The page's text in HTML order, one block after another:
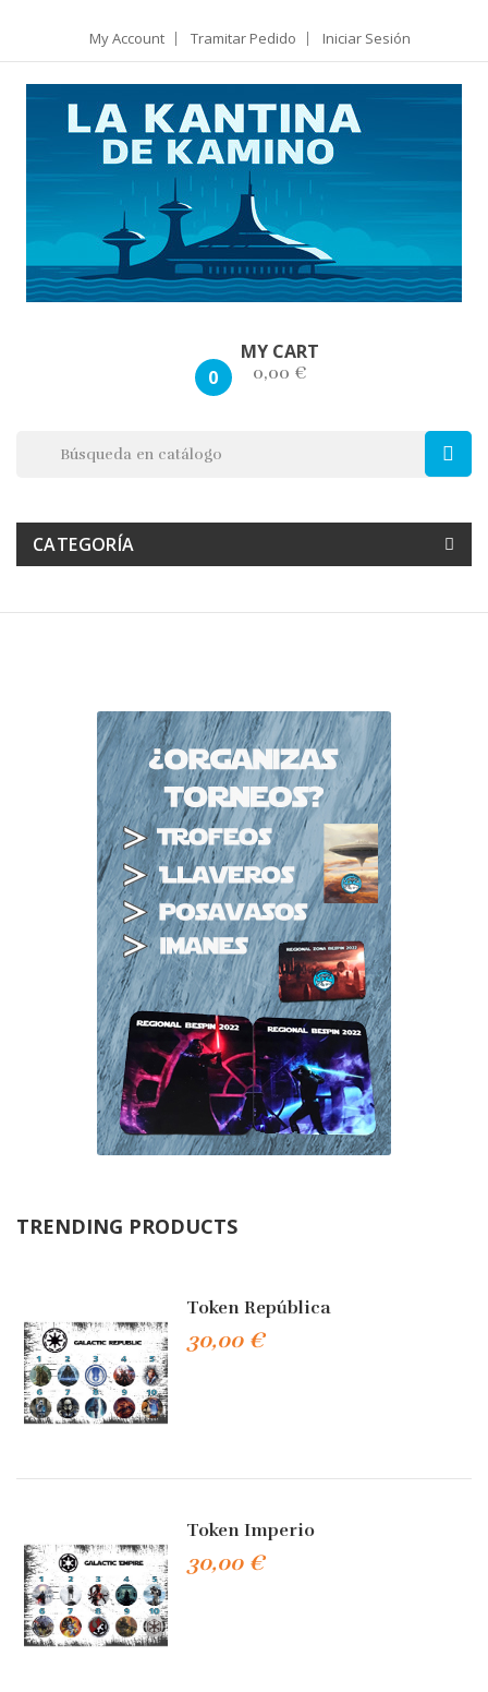
My Account Tramitar Pedido Iniciar Sesión
MY CART
0
0,00 €
CATEGORÍA
TRENDING PRODUCTS
Token República
30,00 €
Token Imperio
30,00 €